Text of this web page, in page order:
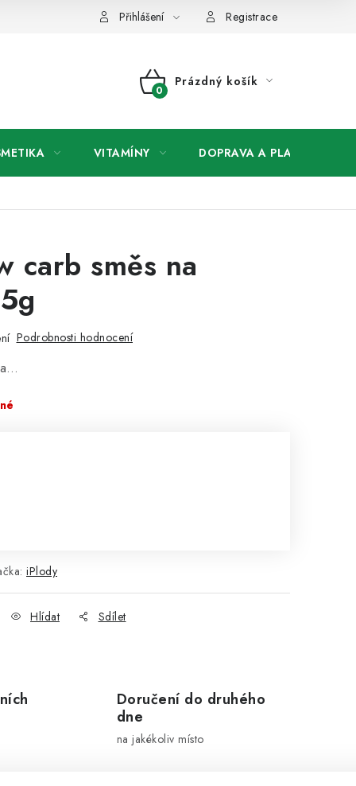
Přihlášení Registrace
NÁKUPNÍ
Prázdný košík
VITAMÍNY DOPRAVA A PLATBA
carb směs na
Podrobnosti hodnocení
iPlody
Hlídat Sdílet
Doručení do druhého
dne
na jakékoliv místo